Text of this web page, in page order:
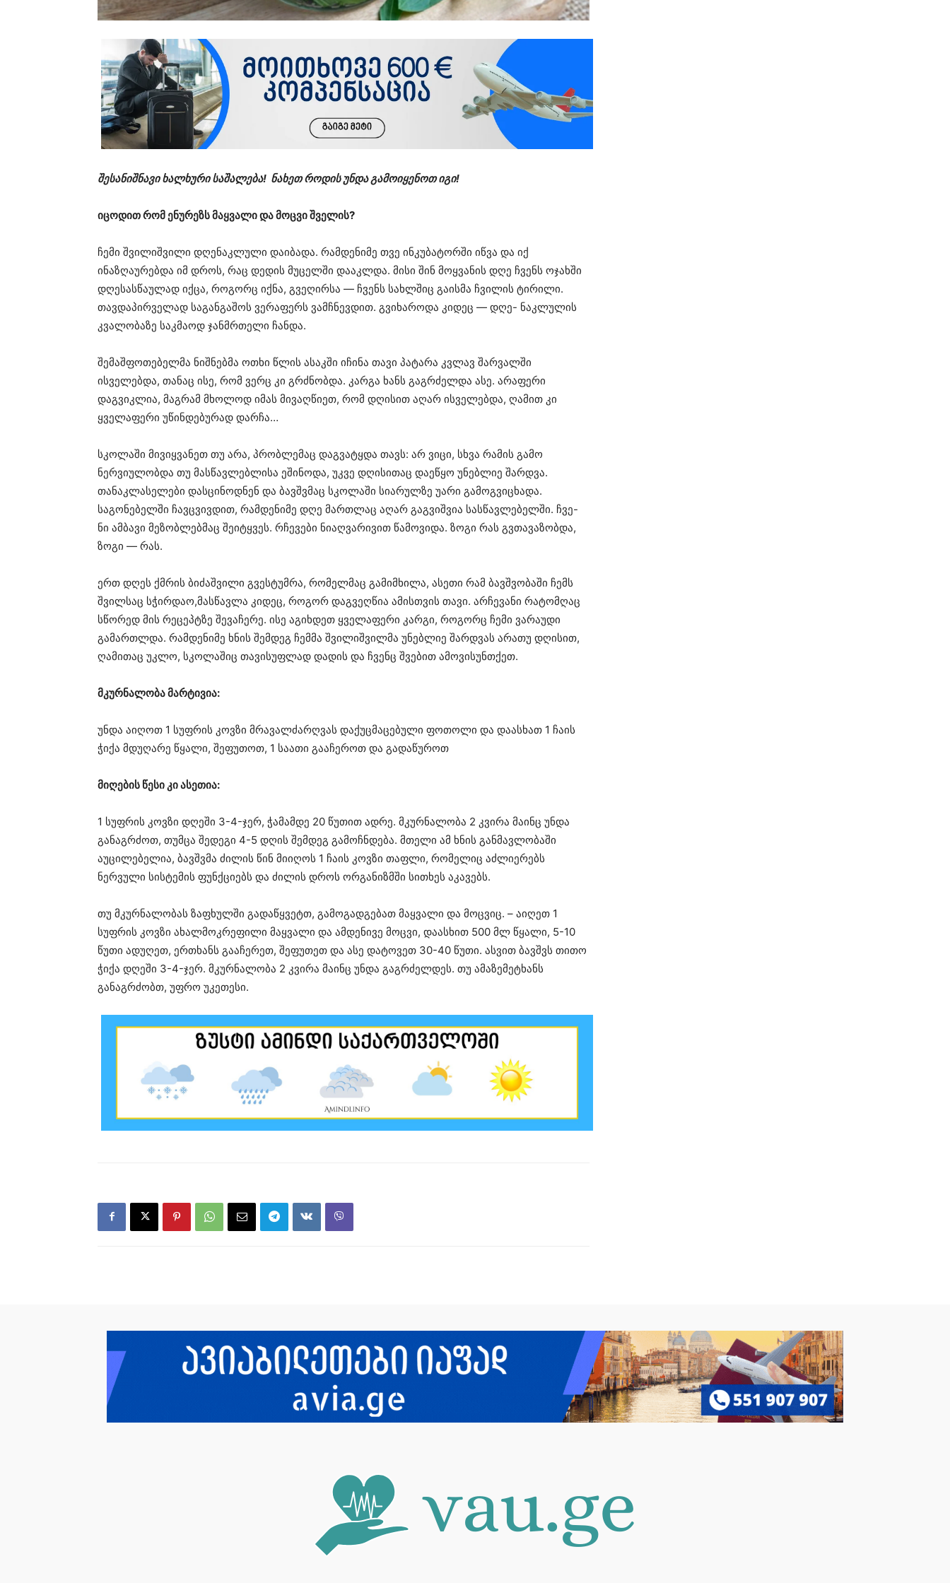
შესანიშნავი ხალხური საშალება! ნახეთ როდის უნდა გამოიყენოთ იგი!
იცოდით რომ ენურეზს მაყვალი და მოცვი შველის?
ჩემი შვილიშვილი დღენაკლული დაიბადა. რამდენიმე თვე ინკუბატორში იწვა და იქ
ინაზღაურებდა იმ დროს, რაც დედის მუცელში დააკლდა. მისი შინ მოყვანის დღე ჩვენს ოჯახში
დღესასწაულად იქცა, როგორც იქნა, გვეღირსა — ჩვენს სახლშიც გაისმა ჩვილის ტირილი.
თავდაპირველად საგანგაშოს ვერაფერს ვამჩნევდით. გვიხაროდა კიდეც — დღე- ნაკლულის
კვალობაზე საკმაოდ ჯანმრთელი ჩანდა.
შემაშფოთებელმა ნიშნებმა ოთხი წლის ასაკში იჩინა თავი პატარა კვლავ შარვალში
ისველებდა, თანაც ისე, რომ ვერც კი გრძნობდა. კარგა ხანს გაგრძელდა ასე. არაფერი
დაგვიკლია, მაგრამ მხოლოდ იმას მივაღწიეთ, რომ დღისით აღარ ისველებდა, ღამით კი
ყველაფერი უწინდებურად დარჩა…
სკოლაში მივიყვანეთ თუ არა, პრობლემაც დაგვატყდა თავს: არ ვიცი, სხვა რამის გამო
ნერვიულობდა თუ მასწავლებლისა ეშინოდა, უკვე დღისითაც დაეწყო უნებლიე შარდვა.
თანაკლასელები დასცინოდნენ და ბავშვმაც სკოლაში სიარულზე უარი გამოგვიცხადა.
საგონებელში ჩავცვივდით, რამდენიმე დღე მართლაც აღარ გაგვიშვია სასწავლებელში. ჩვე-
ნი ამბავი მეზობლებმაც შეიტყვეს. რჩევები ნიაღვარივით წამოვიდა. ზოგი რას გვთავაზობდა,
ზოგი — რას.
ერთ დღეს ქმრის ბიძაშვილი გვესტუმრა, რომელმაც გამიმხილა, ასეთი რამ ბავშვობაში ჩემს
შვილსაც სჭირდაო,მასწავლა კიდეც, როგორ დაგვეღწია ამისთვის თავი. არჩევანი რატომღაც
სწორედ მის რეცეპტზე შევაჩერე. ისე აგიხდეთ ყველაფერი კარგი, როგორც ჩემი ვარაუდი
გამართლდა. რამდენიმე ხნის შემდეგ ჩემმა შვილიშვილმა უნებლიე შარდვას არათუ დღისით,
ღამითაც უკლო, სკოლაშიც თავისუფლად დადის და ჩვენც შვებით ამოვისუნთქეთ.
მკურნალობა მარტივია:
უნდა აიღოთ 1 სუფრის კოვზი მრავალძარღვას დაქუცმაცებული ფოთოლი და დაასხათ 1 ჩაის
ჭიქა მდუღარე წყალი, შეფუთოთ, 1 საათი გააჩეროთ და გადაწუროთ
მიღების წესი კი ასეთია:
1 სუფრის კოვზი დღეში 3-4-ჯერ, ჭამამდე 20 წუთით ადრე. მკურნალობა 2 კვირა მაინც უნდა
განაგრძოთ, თუმცა შედეგი 4-5 დღის შემდეგ გამოჩნდება. მთელი ამ ხნის განმავლობაში
აუცილებელია, ბავშვმა ძილის წინ მიიღოს 1 ჩაის კოვზი თაფლი, რომელიც აძლიერებს
ნერვული სისტემის ფუნქციებს და ძილის დროს ორგანიზმში სითხეს აკავებს.
თუ მკურნალობას ზაფხულში გადაწყვეტთ, გამოგადგებათ მაყვალი და მოცვიც. – აიღეთ 1
სუფრის კოვზი ახალმოკრეფილი მაყვალი და ამდენივე მოცვი, დაასხით 500 მლ წყალი, 5-10
წუთი ადუღეთ, ერთხანს გააჩერეთ, შეფუთეთ და ასე დატოვეთ 30-40 წუთი. ასვით ბავშვს თითო
ჭიქა დღეში 3-4-ჯერ. მკურნალობა 2 კვირა მაინც უნდა გაგრძელდეს. თუ ამაზემეტხანს
განაგრძობთ, უფრო უკეთესი.